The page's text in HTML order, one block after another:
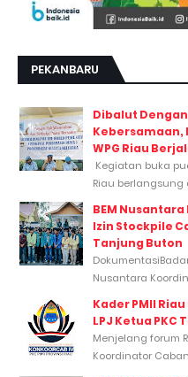
PEKANBARU
Dibalut
Kebersamaan,
WPG Riau
Kegiatan buka
Riau berlangsung
BEM
Izin Stockpile
Tanjung Buton
Nusantara
Kader PMII
LPJ Ketua
Menjelang forum
Koordinator